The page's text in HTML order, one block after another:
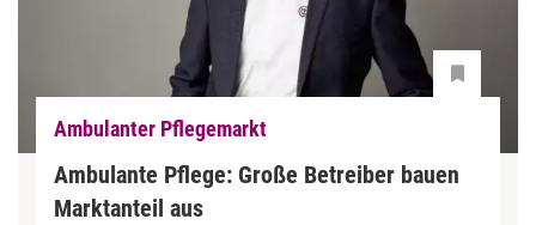
Ambulanter Pflegemarkt
Ambulante Pflege: Große Betreiber bauen
Marktanteil aus